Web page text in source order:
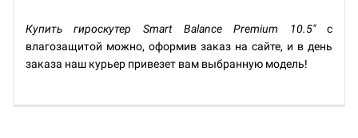
Купить гироскутер Smart Balance Premium 10.5" с
влагозащитой можно, оформив заказ на сайте, и в день
заказа наш курьер привезет вам выбранную модель!